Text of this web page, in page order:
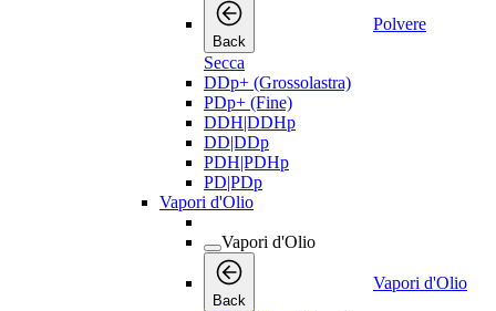
Back
Polvere
Secca
DDp+ (Grossolastra)
PDp+ (Fine)
DDH|DDHp
DD|DDp
PDH|PDHp
PD|PDp
Vapori d'Olio
Vapori d'Olio
Back
Vapori d'Olio